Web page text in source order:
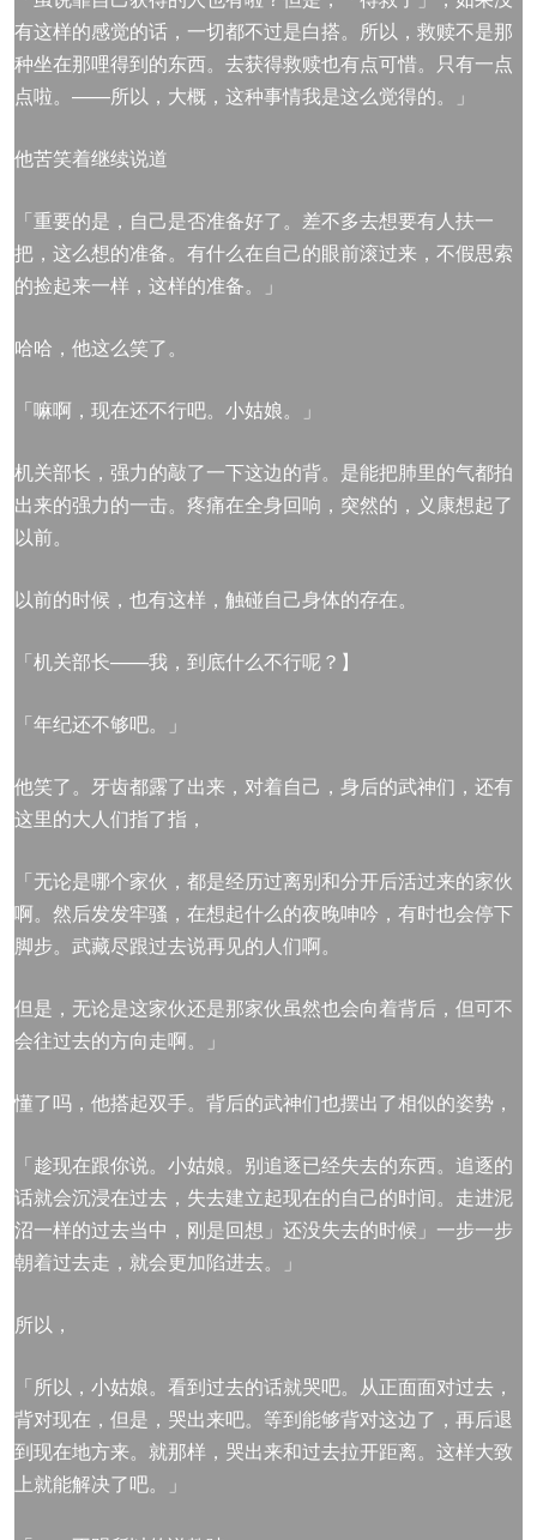
有这样的感觉的话，一切都不过是白搭。所以，救赎不是那
种坐在那哩得到的东西。去获得救赎也有点可惜。只有一点
点啦。——所以，大概，这种事情我是这么觉得的。」
他苦笑着继续说道
「重要的是，自己是否准备好了。差不多去想要有人扶一
把，这么想的准备。有什么在自己的眼前滚过来，不假思索
的捡起来一样，这样的准备。」
哈哈，他这么笑了。
「嘛啊，现在还不行吧。小姑娘。」
机关部长，强力的敲了一下这边的背。是能把肺里的气都拍
出来的强力的一击。疼痛在全身回响，突然的，义康想起了
以前。
以前的时候，也有这样，触碰自己身体的存在。
「机关部长——我，到底什么不行呢？】
「年纪还不够吧。」
他笑了。牙齿都露了出来，对着自己，身后的武神们，还有
这里的大人们指了指，
「无论是哪个家伙，都是经历过离别和分开后活过来的家伙
啊。然后发发牢骚，在想起什么的夜晚呻吟，有时也会停下
脚步。武藏尽跟过去说再见的人们啊。
但是，无论是这家伙还是那家伙虽然也会向着背后，但可不
会往过去的方向走啊。」
懂了吗，他搭起双手。背后的武神们也摆出了相似的姿势，
「趁现在跟你说。小姑娘。别追逐已经失去的东西。追逐的
话就会沉浸在过去，失去建立起现在的自己的时间。走进泥
沼一样的过去当中，刚是回想」还没失去的时候」一步一步
朝着过去走，就会更加陷进去。」
所以，
「所以，小姑娘。看到过去的话就哭吧。从正面面对过去，
背对现在，但是，哭出来吧。等到能够背对这边了，再后退
到现在地方来。就那样，哭出来和过去拉开距离。这样大致
上就能解决了吧。」